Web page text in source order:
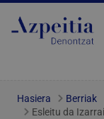
Hasiera
Berriak
Esleitu da